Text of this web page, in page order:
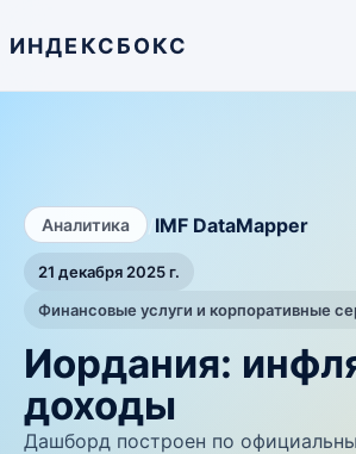
ИНДЕКСБОКС
Аналитика IMF DataMapper
21 декабря 2025 г.
Финансовые услуги и корпоративные
Иордания:
доходы
Дашборд построен по